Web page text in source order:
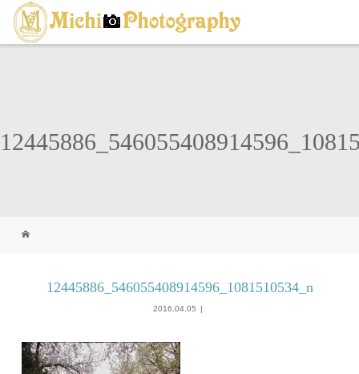
12445886_546055408914596_1081510534_n
2016.04.05